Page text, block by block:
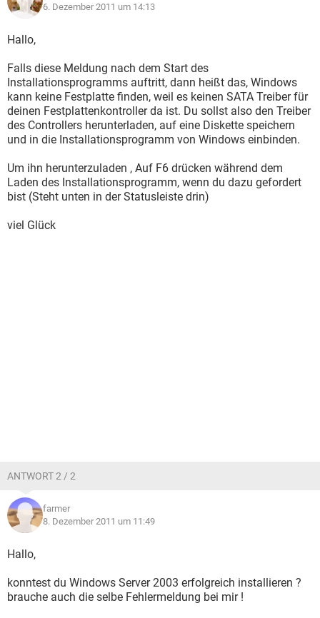
6. Dezember 2011 um 14:13
Hallo,
Falls diese Meldung nach dem Start des
Installationsprogramms auftritt, dann heißt das, Windows
kann keine Festplatte finden, weil es keinen SATA Treiber für
deinen Festplattenkontroller da ist. Du sollst also den Treiber
des Controllers herunterladen, auf eine Diskette speichern
und in die Installationsprogramm von Windows einbinden.
Um ihn herunterzuladen , Auf F6 drücken während dem
Laden des Installationsprogramm, wenn du dazu gefordert
bist (Steht unten in der Statusleiste drin)
viel Glück
ANTWORT 2 / 2
farmer
8. Dezember 2011 um 11:49
Hallo,
konntest du Windows Server 2003 erfolgreich installieren ?
brauche auch die selbe Fehlermeldung bei mir !